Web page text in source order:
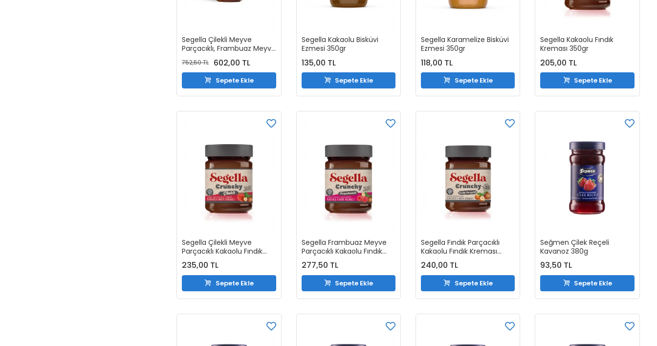
Segella Çilekli Meyve
Parçacıklı, Frambuaz Meyve
Parçacıklı ve Fındık
Parçacıklı Kakaolu Fındık
Kreması 350gr (3 Adet)
752,50 TL 602,00 TL
Sepete Ekle
Segella Kakaolu Bisküvi
Ezmesi 350gr
135,00 TL
Sepete Ekle
Segella Karamelize Bisküvi
Ezmesi 350gr
118,00 TL
Sepete Ekle
Segella Kakaolu Fındık
Kreması 350gr
205,00 TL
Sepete Ekle
Segella Çilekli Meyve
Parçacıklı Kakaolu Fındık
Kreması 350gr
235,00 TL
Sepete Ekle
Segella Frambuaz Meyve
Parçacıklı Kakaolu Fındık
Kreması 350gr
277,50 TL
Sepete Ekle
Segella Fındık Parçacıklı
Kakaolu Fındık Kreması
350gr
240,00 TL
Sepete Ekle
Seğmen Çilek Reçeli
Kavanoz 380g
93,50 TL
Sepete Ekle